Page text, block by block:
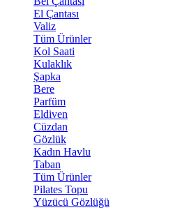
El Çantası
Valiz
Tüm Ürünler
Kol Saati
Kulaklık
Şapka
Bere
Parfüm
Eldiven
Cüzdan
Gözlük
Kadın Havlu
Taban
Tüm Ürünler
Pilates Topu
Yüzücü Gözlüğü